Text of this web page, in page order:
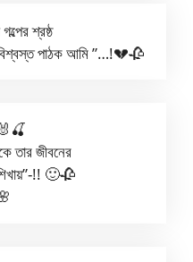
শ্রষ্ঠ
পাঠক আমি ”…!💔🥀
তার জীবনের
!! 🙂🥀